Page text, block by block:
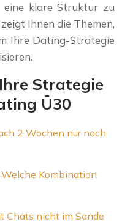
eine klare Struktur zu
Ihnen die Themen,
Ihre Dating-Strategie
Strategie
Ü30
2 Wochen nur noch
Kombination
Chats nicht im Sande